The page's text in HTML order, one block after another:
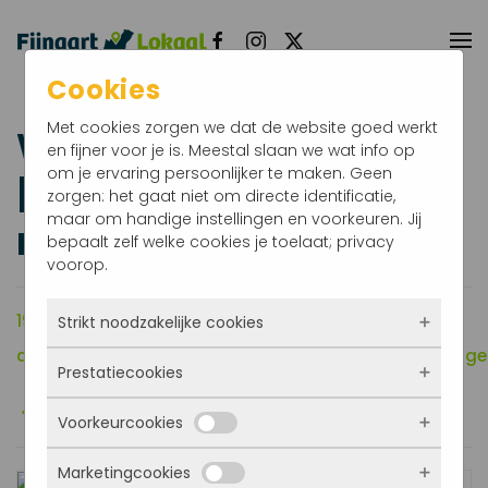
Workshop Nepnieuws
| Herken jij het echte
nieuws?
19 maart 2025
van 13:30 tot 15:30 uur
de Bibliotheek West-Brabant, Kasteelweg 3,
Cookies
Met cookies zorgen we dat de website goed werkt
en fijner voor je is. Meestal slaan we wat info op
om je ervaring persoonlijker te maken. Geen
zorgen: het gaat niet om directe identificatie,
maar om handige instellingen en voorkeuren. Jij
bepaalt zelf welke cookies je toelaat; privacy
voorop.
Strikt noodzakelijke cookies
Deze cookies zorgen ervoor dat de website
überhaupt werkt. Ze zijn dus altijd actief en
kunnen niet worden uitgezet. Meestal worden
ze alleen geplaatst als jij iets doet, zoals
inloggen, een formulier invullen of je
Prestatiecookies
Met deze cookies zien we hoe vaak onze site
bezocht wordt, waar bezoekers vandaan
komen en welke pagina’s populair zijn. Zo
Voorkeurcookies
Deze cookies onthouden jouw voorkeuren.
Marketingcookies